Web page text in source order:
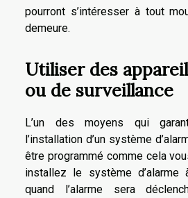
pourront s’intéresser à tout
demeure.
Utiliser des
ou de surveillance
L’un des moyens qui
l’installation d’un système
être programmé comme cela
installez le système
quand l’alarme sera